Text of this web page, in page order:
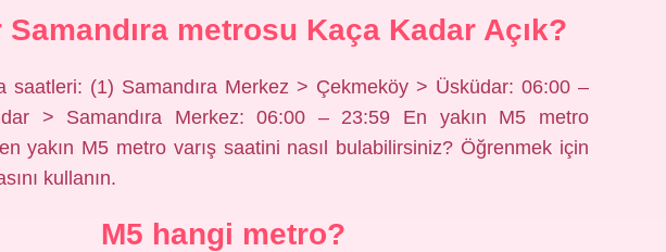
metrosu Kaça Kadar Açık?
saatleri: (1) Samandıra Merkez > Çekmeköy > Üsküdar: 06:00 –
> Samandıra Merkez: 06:00 – 23:59 En yakın M5 metro
yakın M5 metro varış saatini nasıl bulabilirsiniz? Öğrenmek için
kullanın.
M5 hangi metro?